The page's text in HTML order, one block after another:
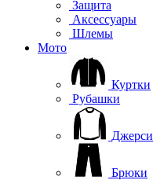
Защита
Аксессуары
Шлемы
Мото
Куртки
Рубашки
Джерси
Брюки